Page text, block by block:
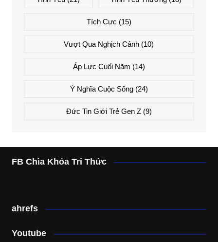
Tích Cực (15)
Vượt Qua Nghịch Cảnh (10)
Áp Lực Cuối Năm (14)
Ý Nghĩa Cuộc Sống(24)
Đức Tin Giới Trẻ Gen Z(9)
FB Chìa Khóa Tri Thức
ahrefs
Youtube